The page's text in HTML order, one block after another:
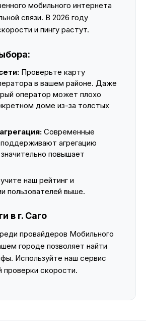
мобильного интернета
связи. В 2026 году
и пингу растут.
Проверьте карту
в вашем районе. Даже
оператор может плохо
доме из-за толстых
Современные
агрегацию
повышает
наш рейтинг и
пользователей выше.
в г. Caro
провайдеров Мобильного
городе позволяет найти
Используйте наш сервис
проверки скорости.